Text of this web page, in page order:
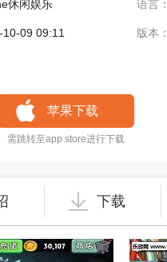
休闲娱乐 语言：
10-09 09:11 版本：
苹果下载
需跳转至app store进行下载
下载